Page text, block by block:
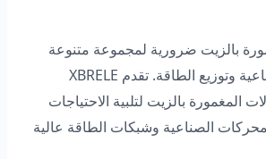
بالزيت ضرورية لمجموعة متنوعة
من التطبيقات الصناعية وتوزيع الطاقة. تقدم XBRELE
المغمورة بالزيت لتلبية الاحتياجات
الصناعية وشبكات الطاقة عالية